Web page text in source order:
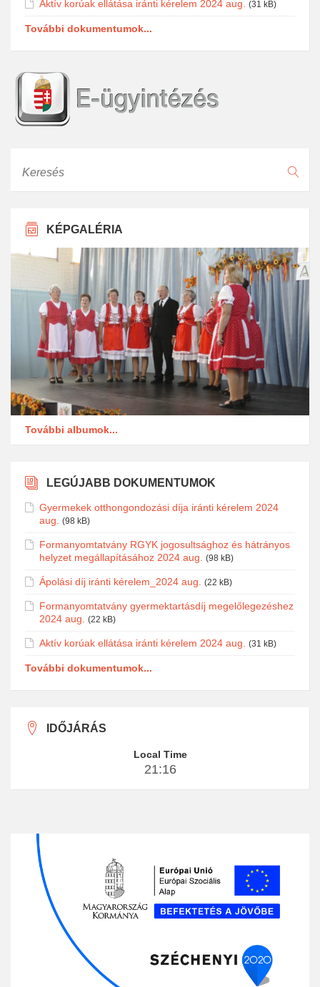
Aktív korúak ellátása iránti kérelem 2024 aug. (31 kB)
További dokumentumok...
KÉPGALÉRIA
További albumok...
LEGÚJABB DOKUMENTUMOK
Gyermekek otthongondozási díja iránti kérelem 2024
aug.
(98 kB)
Formanyomtatvány RGYK jogosultsághoz és hátrányos
helyzet megállapításához 2024 aug.
(98 kB)
Ápolási díj iránti kérelem_2024 aug. (22 kB)
Formanyomtatvány gyermektartásdíj megelőlegezéshez
2024 aug.
(22 kB)
Aktív korúak ellátása iránti kérelem 2024 aug. (31 kB)
További dokumentumok...
IDŐJÁRÁS
Local Time
21:16